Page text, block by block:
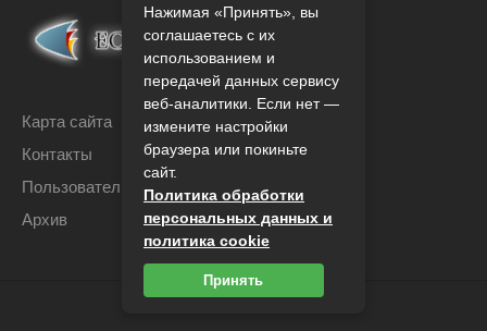
Карта сайта
Контакты
Пользовательское соглашение
Архив
Нажимая «Принять», вы
соглашаетесь с их
использованием и
передачей данных сервису
веб-аналитики. Если нет —
измените настройки
браузера или покиньте
сайт.
Политика обработки
персональных данных и
политика cookie
Принять